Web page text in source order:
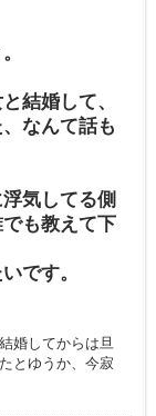
結婚して、
なんて話も
気してる側
も教えて下
です。
婚してからは旦
とゆうか、今寂